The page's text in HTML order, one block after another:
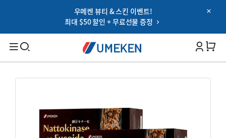
우메켄 뷰티 & 스킨 이벤트!
최대 $50 할인 + 무료선물 증정
OR
Filters
남성 건강